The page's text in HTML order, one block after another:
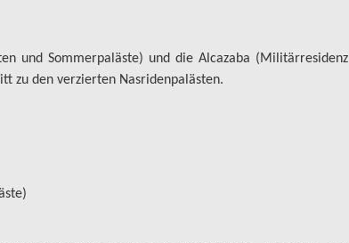
und Sommerpaläste) und die Alcazaba (Militärresidenz
zu den verzierten Nasridenpalästen.